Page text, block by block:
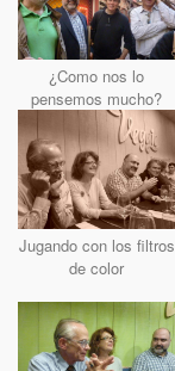
¿Como nos lo
pensemos mucho?
Jugando con los filtros
de color